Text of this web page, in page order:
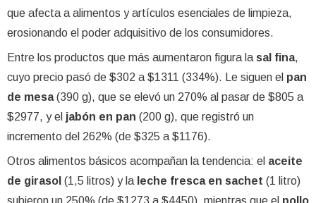
que afecta a alimentos y artículos esenciales de limpieza,
erosionando el poder adquisitivo de los consumidores.
Entre los productos que más aumentaron figura la sal fina,
cuyo precio pasó de $302 a $1311 (334%). Le siguen el pan
de mesa(390 g), que se elevó un 270% al pasar de $805 a
$2977, y el jabón en pan (200 g), que registró un
incremento del 262% (de $325 a $1176).
Otros alimentos básicos acompañan la tendencia: el aceite
de girasol (1,5 litros) y la leche fresca en sachet (1 litro)